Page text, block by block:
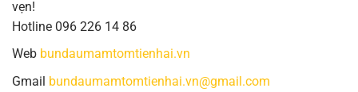
vẹn!
Hotline 096 226 14 86
Web bundaumamtomtienhai.vn
Gmail bundaumamtomtienhai.vn@gmail.com